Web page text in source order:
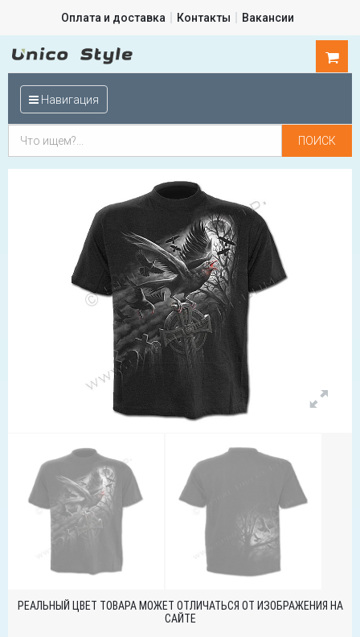
Оплата и доставка Контакты Вакансии
Навигация
РЕАЛЬНЫЙ ЦВЕТ ТОВАРА МОЖЕТ ОТЛИЧАТЬСЯ ОТ ИЗОБРАЖЕНИЯ НА
САЙТЕ